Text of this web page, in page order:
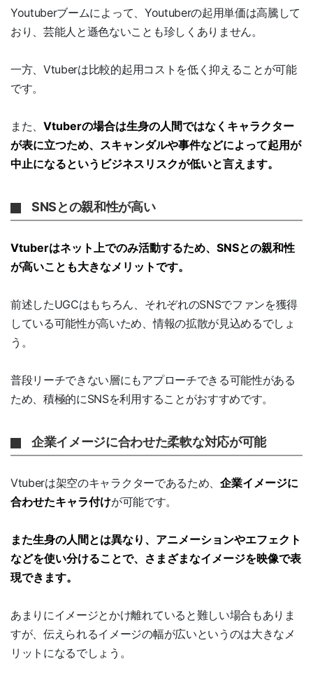
Youtuberブームによって、Youtuberの起用単価は高騰して
おり、芸能人と遜色ないことも珍しくありません。
一方、Vtuberは比較的起用コストを低く抑えることが可能
です。
また、Vtuberの場合は生身の人間ではなくキャラクター
が表に立つため、スキャンダルや事件などによって起用が
中止になるというビジネスリスクが低いと言えます。
SNSとの親和性が高い
Vtuberはネット上でのみ活動するため、SNSとの親和性
が高いことも大きなメリットです。
前述したUGCはもちろん、それぞれのSNSでファンを獲得
している可能性が高いため、情報の拡散が見込めるでしょ
う。
普段リーチできない層にもアプローチできる可能性がある
ため、積極的にSNSを利用することがおすすめです。
企業イメージに合わせた柔軟な対応が可能
Vtuberは架空のキャラクターであるため、 企業イメージに
合わせたキャラ付けが可能です。
また生身の人間とは異なり、アニメーションやエフェクト
などを使い分けることで、さまざまなイメージを映像で表
現できます。
あまりにイメージとかけ離れていると難しい場合もありま
すが、伝えられるイメージの幅が広いというのは大きなメ
リットになるでしょう。